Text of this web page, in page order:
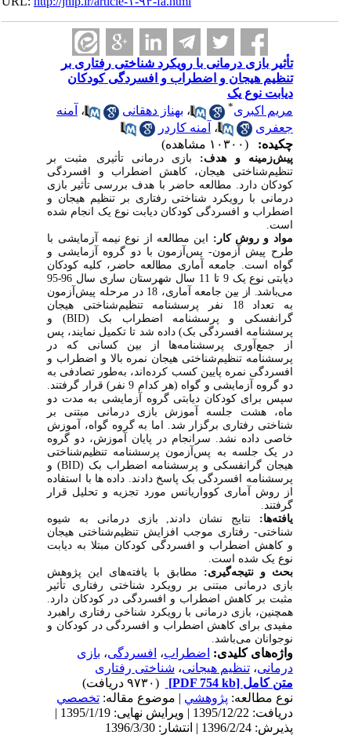
تأثیر بازی درمانی با رویکرد شناختی رفتاری بر
تنظیم هیجان و اضطراب و افسردگی کودکان
دیابت نوع یک
مریم اکبری* ،بهناز دهقانی ،آمنه
جعفری
،آمنه کاردر
چکیده:
پیش‌زمینه و هدف:ب
ازی درمانی تأثیری مثبت بر
تنظیم‌شناختی هیجان، کاهش اضطراب و افسردگی
کودکان دارد. مطالعه حاضر با هدف بررسی تأثیر بازی
درمانی با رویکرد شناختی رفتاری بر تنظیم هیجان و
اضطراب و افسردگی کودکان دیابت نوع یکانجام شده
است.
مواد و روش کار:این مطالعه از نوع نیمه آزمایشی با
طرح پیش آزمون- پس‌آزمون با دو گروه آزمایشی و
گواه است. جامعه آماری مطالعه حاضر، کلیه کودکان
دیابتی نوع یک 9 تا 11 سال شهرستان ساری سال 96-95
می‌باشد. از بین جامعه آماری،18 در مرحله پیش‌آزمون
به تعداد 18 نفر پرسشنامه تنظیم‌شناختی هیجان
گرانفسکی و پرسشنامه اضطراب بک (
BID) و
پرسشنامه افسردگی بک) داده شد تا تکمیل نمایند، پس
از جمع‌آوری پرسشنامه‌ها از بین کسانی که در
پرسشنامه تنظیم‌شناختی هیجان نمره بالا و اضطراب و
افسردگی نمره پایین کسب کرده‌اند، به‌‌طور تصادفی به
دو گروه آزمایشی و گواه (هر کدام 9 نفر) قرار گرفتند.
سپس برای کودکان دیابتی گروه آزمایشی به مدت دو
ماه، هشت جلسه آموزش بازی درمانی مبتنی بر
شناختی رفتاری برگزار شد. اما به گروه گواه، آموزش
خاصی داده نشد. سرانجام در پایان آموزش، دو گروه
در یک جلسه به پس‌آزمون پرسشنامه تنظیم‌شناختی
هیجان گرانفسکی و پرسشنامه اضطراب بک (BID) و
پرسشنامه افسردگی بک پاسخ دادند. داده ها با استفاده
از روش آماری کوواریانس مورد تجزیه و تحلیل قرار
گرفتند.
یافته‌ها:نتایج نشان دادند, بازی درمانی به شیوه
شناختی- رفتاری موجب افزایش تنظیم‌شناختی هیجان
و کاهش اضطراب و افسردگی کودکان مبتلا به دیابت
نوع یک شده است.
بحث و نتیجه‌گیری:مطابق با یافته‌های این پژوهش
بازی درمانی مبتنی بر رویکرد شناختی رفتاری تأثیر
مثبت بر کاهش اضطراب و افسردگی در کودکان دارد.
همچنین، بازی درمانی با رویکرد شناخی رفتاری راهبرد
مفیدی برای کاهش اضطراب و افسردگی در کودکان و
نوجوانان می‌باشد.
واژه‌های کلیدی:اضطراب،افسردگی،بازی
درمانی،تنظیم هیجانی،شناختی رفتاری
متن کامل[PDF 754 kb]
نوع مطالعه:پژوهشي| موضوع مقاله:تخصصي
دریافت: 1395/12/22 | ویرایش نهایی: 1395/1/19 |
پذیرش: 1396/2/24 | انتشار: 1396/3/30